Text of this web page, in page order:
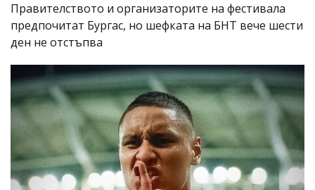
Правителството и организаторите на фестивала
предпочитат Бургас, но шефката на БНТ вече шести
ден не отстъпва